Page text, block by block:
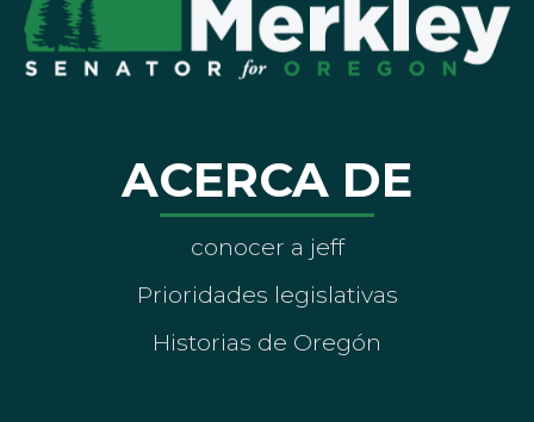
ACERCA DE
conocer a jeff
Prioridades legislativas
Historias de Oregón